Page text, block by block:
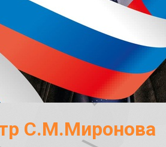
С.М.Миронова